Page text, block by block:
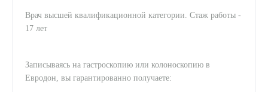
Врач высшей квалификационной категории. Стаж работы -
17 лет
Записываясь на гастроскопию или колоноскопию в
Евродон, вы гарантированно получаете: